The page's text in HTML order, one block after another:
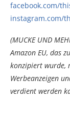
facebook.com/
instagram.com/
(MUCKE UND
Amazon EU, das
konzipiert wurde,
Werbeanzeigen
verdient werden